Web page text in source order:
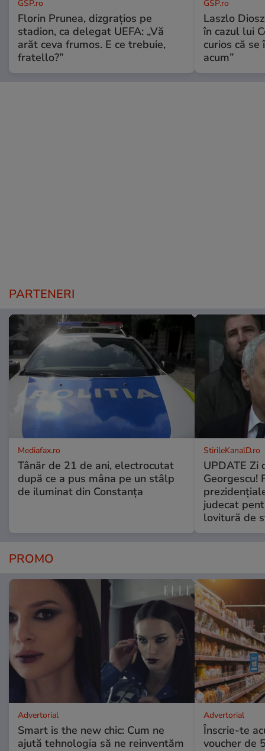
GSP.ro
Florin Prunea, dizgrațios pe
stadion, ca delegat UEFA: „Vă
arăt ceva frumos. E ce trebuie,
fratello?”
GSP.ro
Laszlo
în cazul lui
curios că
acum”
PARTENERI
Mediafax.ro
Tânăr de 21 de ani, electrocutat
după ce a pus mâna pe un stâlp
de iluminat din Constanța
StirileKanalD.ro
UPDATE Zi
Georgescu!
judecat
lovitură de
PROMO
Advertorial
Smart is the new chic: Cum ne
ajută tehnologia să ne reinventăm
Advertorial
Înscrie-te
voucher de